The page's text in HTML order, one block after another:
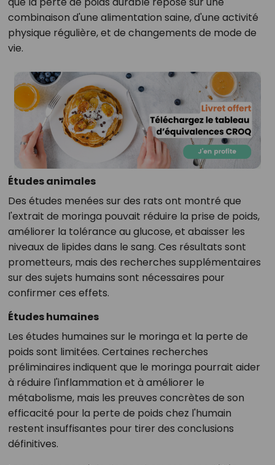
combinaison d'une alimentation saine, d'une activité
physique régulière, et de changements de mode de
vie.
Études animales
Des études menées sur des rats ont montré que
l'extrait de moringa pouvait réduire la prise de poids,
améliorer la tolérance au glucose, et abaisser les
niveaux de lipides dans le sang. Ces résultats sont
prometteurs, mais des recherches supplémentaires
sur des sujets humains sont nécessaires pour
confirmer ces effets.
Études humaines
Les études humaines sur le moringa et la perte de
poids sont limitées. Certaines recherches
préliminaires indiquent que le moringa pourrait aider
à réduire l'inflammation et à améliorer le
métabolisme, mais les preuves concrètes de son
efficacité pour la perte de poids chez l'humain
restent insuffisantes pour tirer des conclusions
définitives.